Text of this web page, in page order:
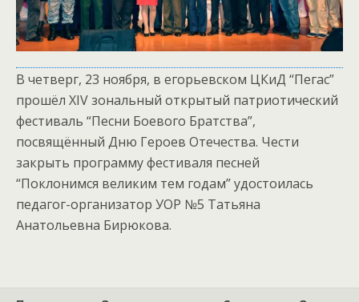
В четверг, 23 ноября, в егорьевском ЦКиД “Пегас”
прошёл XIV зональный открытый патриотический
фестиваль “Песни Боевого Братства”,
посвящённый Дню Героев Отечества. Чести
закрыть программу фестиваля песней
“Поклонимся великим тем годам” удостоилась
педагог-организатор УОР №5 Татьяна
Анатольевна Бирюкова.